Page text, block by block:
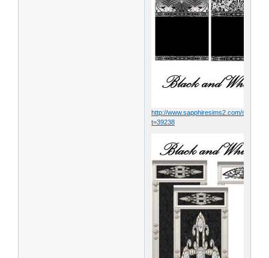
http://www.sapphiresims2.com/
t=39238